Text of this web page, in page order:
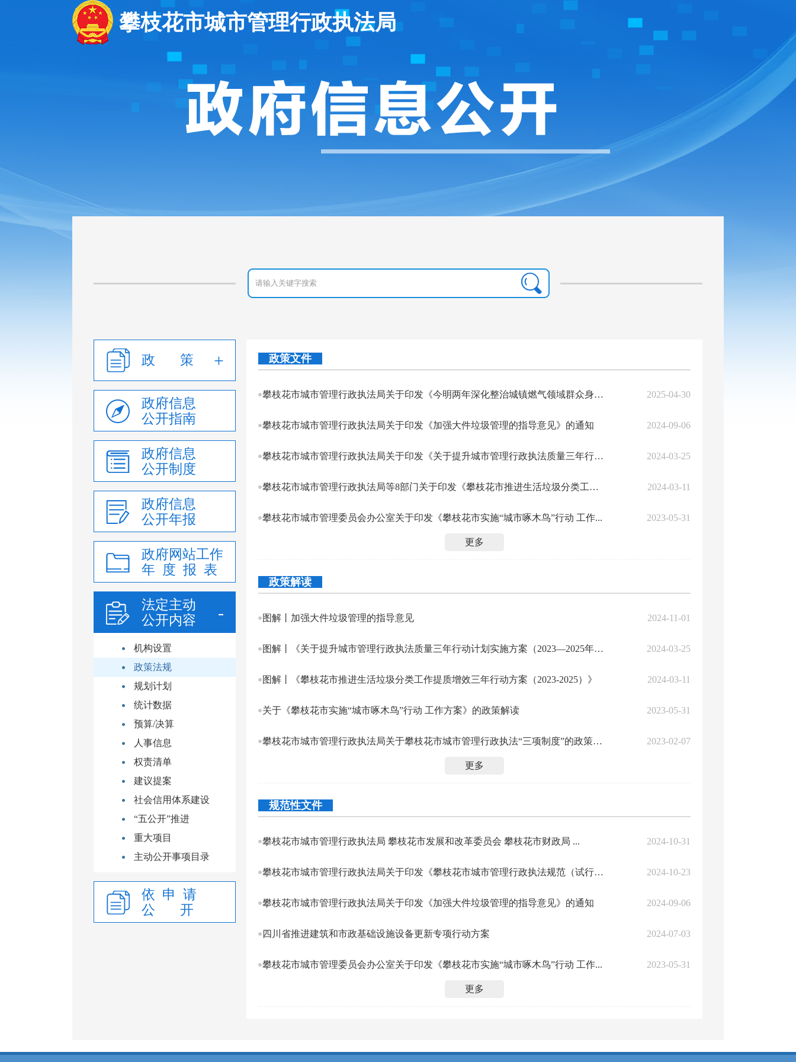
攀枝花市城市管理行政执法局
政 策
政府信息
公开指南
政府信息
公开制度
政府信息
公开年报
政府网站工作
年 度 报 表
法定主动
公开内容
机构设置
政策法规
规划计划
统计数据
预算/决算
人事信息
权责清单
建议提案
社会信用体系建设
“五公开”推进
重大项目
主动公开事项目录
依 申 请
公 开
政策文件
攀枝花市城市管理行政执法局关于印发《今明两年深化整治城镇燃气领域群众身边不... 2025-04-30
攀枝花市城市管理行政执法局关于印发《加强大件垃圾管理的指导意见》的通知 2024-09-06
攀枝花市城市管理行政执法局关于印发《关于提升城市管理行政执法质量三年行动计... 2024-03-25
攀枝花市城市管理行政执法局等8部门关于印发《攀枝花市推进生活垃圾分类工作提... 2024-03-11
攀枝花市城市管理委员会办公室关于印发《攀枝花市实施“城市啄木鸟”行动 工作... 2023-05-31
更多
政策解读
图解丨加强大件垃圾管理的指导意见 2024-11-01
图解丨《关于提升城市管理行政执法质量三年行动计划实施方案（2023—2025年）》 2024-03-25
图解丨《攀枝花市推进生活垃圾分类工作提质增效三年行动方案（2023-2025）》 2024-03-11
关于《攀枝花市实施“城市啄木鸟”行动 工作方案》的政策解读 2023-05-31
攀枝花市城市管理行政执法局关于攀枝花市城市管理行政执法“三项制度”的政策解... 2023-02-07
更多
规范性文件
攀枝花市城市管理行政执法局 攀枝花市发展和改革委员会 攀枝花市财政局 ... 2024-10-31
攀枝花市城市管理行政执法局关于印发《攀枝花市城市管理行政执法规范（试行）》... 2024-10-23
攀枝花市城市管理行政执法局关于印发《加强大件垃圾管理的指导意见》的通知 2024-09-06
四川省推进建筑和市政基础设施设备更新专项行动方案 2024-07-03
攀枝花市城市管理委员会办公室关于印发《攀枝花市实施“城市啄木鸟”行动 工作... 2023-05-31
更多